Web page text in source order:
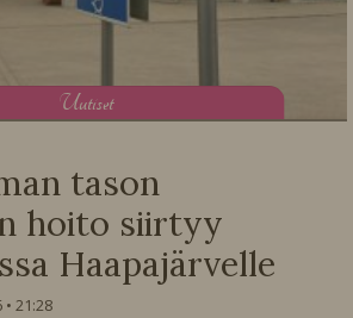
Uutiset
tason
hoito siirtyy
Haapajärvelle
21:28